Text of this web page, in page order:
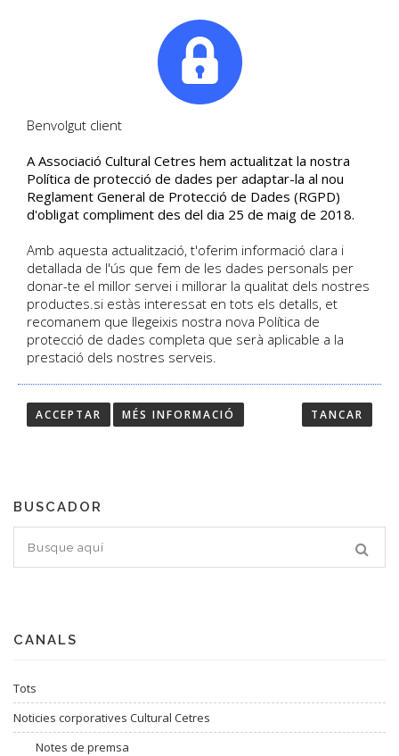
Segueix les últimes notícies
Blog de Cultural Cetres
HOME / BLOG
Troba les últimes notícies de Cultural Cetres.
BUSCADOR
CANALS
Tots
Noticies corporatives Cultural Cetres
Notes de premsa
Benvolgut client
A Associació Cultural Cetres hem actualitzat la nostra
Política de protecció de dades per adaptar-la al nou
Reglament General de Protecció de Dades (RGPD)
d'obligat compliment des del dia 25 de maig de 2018.
Amb aquesta actualització, t'oferim informació clara i
detallada de l'ús que fem de les dades personals per
donar-te el millor servei i millorar la qualitat dels nostres
productes.si estàs interessat en tots els detalls, et
recomanem que llegeixis nostra nova Política de
protecció de dades completa que serà aplicable a la
prestació dels nostres serveis.
ACCEPTAR MÉS INFORMACIÓ TANCAR